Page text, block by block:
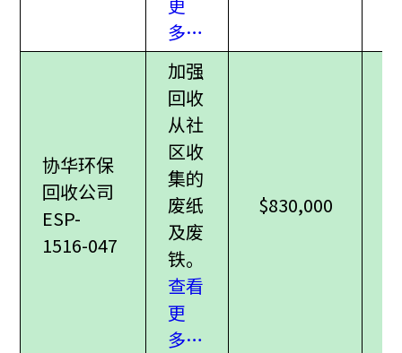
多…
协华环保
回收公司
ESP-
1516-047
加强
回收
从社
区收
集的
废纸
及废
铁。
查看
更
多…
$830,000